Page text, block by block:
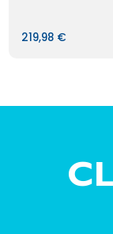
219,98 €